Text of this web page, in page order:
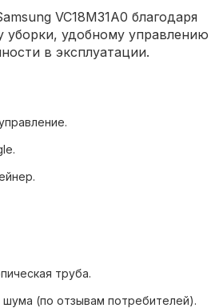
VC18M31A0 благодаря
уборки, удобному управлению
в эксплуатации.
труба.
(по отзывам потребителей).